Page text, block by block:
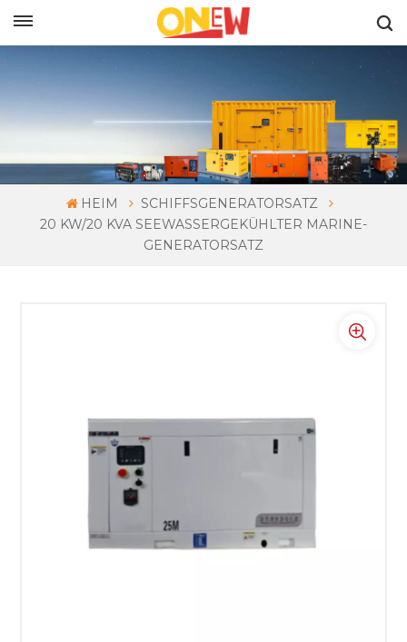
HEIM
SCHIFFSGENERATORSATZ
20 KW/20 KVA SEEWASSERGEKÜHLTER MARINE-
GENERATORSATZ